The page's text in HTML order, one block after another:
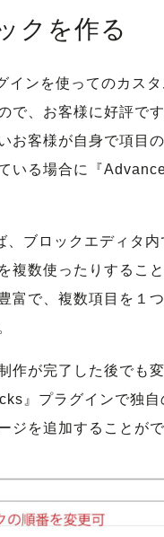
クを作る
ンを使ってのカス
で、お客様に好評です
お客様が自身で項目
いる場合に『
、ブロックエディタ
複数使ったりすること
富で、複数項目を１
作が完了した後でも
』プラグインで独
ジを追加することがで